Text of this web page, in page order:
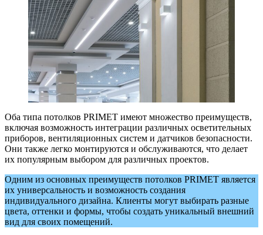
Оба типа потолков PRIMET имеют множество преимуществ,
включая возможность интеграции различных осветительных
приборов, вентиляционных систем и датчиков безопасности.
Они также легко монтируются и обслуживаются, что делает
их популярным выбором для различных проектов.
Одним из основных преимуществ потолков PRIMET является
их универсальность и возможность создания
индивидуального дизайна. Клиенты могут выбирать разные
цвета, оттенки и формы, чтобы создать уникальный внешний
вид для своих помещений.